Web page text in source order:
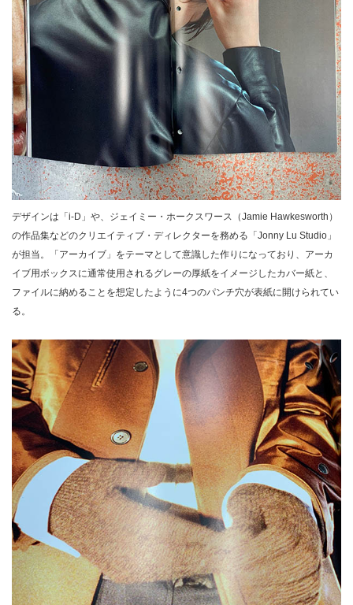
デザインは「i-D」や、ジェイミー・ホークスワース（Jamie Hawkesworth）
の作品集などのクリエイティブ・ディレクターを務める「Jonny Lu Studio」
が担当。「アーカイブ」をテーマとして意識した作りになっており、アーカ
イブ用ボックスに通常使用されるグレーの厚紙をイメージしたカバー紙と、
ファイルに納めることを想定したように4つのパンチ穴が表紙に開けられてい
る。